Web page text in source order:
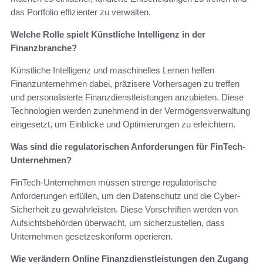
das Portfolio effizienter zu verwalten.
Welche Rolle spielt Künstliche Intelligenz in der
Finanzbranche?
Künstliche Intelligenz und maschinelles Lernen helfen
Finanzunternehmen dabei, präzisere Vorhersagen zu treffen
und personalisierte Finanzdienstleistungen anzubieten. Diese
Technologien werden zunehmend in der Vermögensverwaltung
eingesetzt, um Einblicke und Optimierungen zu erleichtern.
Was sind die regulatorischen Anforderungen für FinTech-
Unternehmen?
FinTech-Unternehmen müssen strenge regulatorische
Anforderungen erfüllen, um den Datenschutz und die Cyber-
Sicherheit zu gewährleisten. Diese Vorschriften werden von
Aufsichtsbehörden überwacht, um sicherzustellen, dass
Unternehmen gesetzeskonform operieren.
Wie verändern Online Finanzdienstleistungen den Zugang